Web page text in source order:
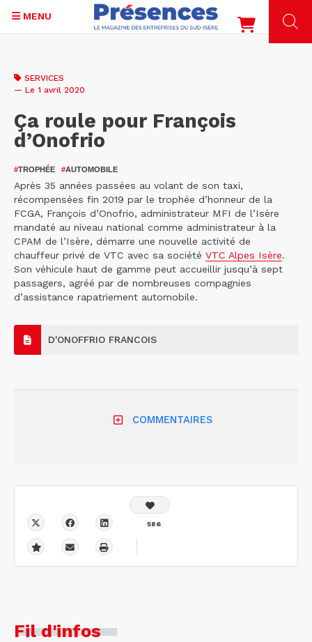
contenu
MENU
SERVICES
— Le 1 avril 2020
Ça roule pour François
d’Onofrio
#TROPHÉE #AUTOMOBILE
Après 35 années passées au volant de son taxi,
récompensées fin 2019 par le trophée d’honneur de la
FCGA, François d’Onofrio, administrateur MFI de l’Isère
mandaté au niveau national comme administrateur à la
CPAM de l’Isère, démarre une nouvelle activité de
chauffeur privé de VTC avec sa société VTC Alpes Isère.
Son véhicule haut de gamme peut accueillir jusqu’à sept
passagers, agréé par de nombreuses compagnies
d’assistance rapatriement automobile.
D'ONOFFRIO FRANCOIS
COMMENTAIRES
586
Fil d'infos